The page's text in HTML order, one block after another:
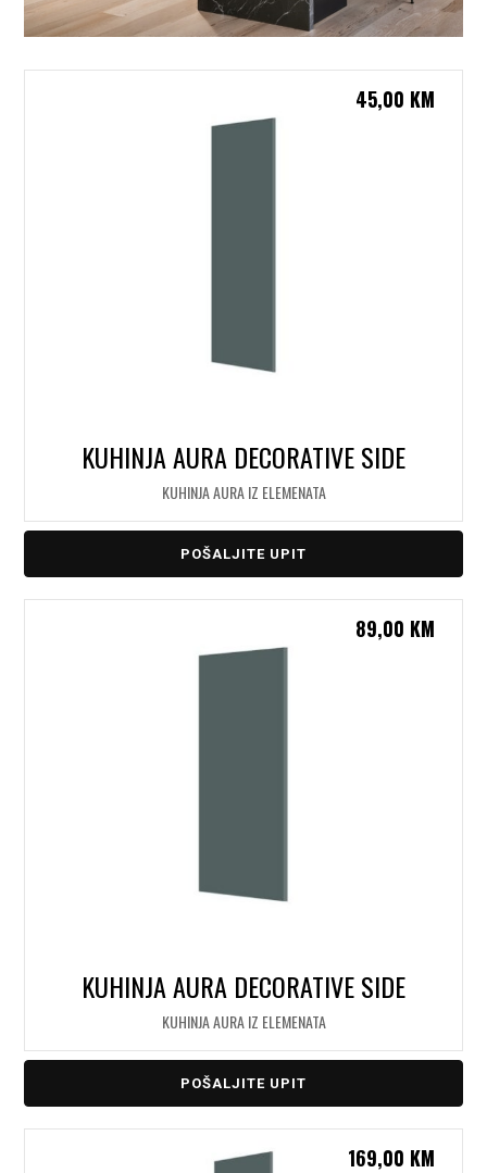
KUHINJA AURA DECORATIVE SIDE
KUHINJA AURA IZ ELEMENATA
45,00 KM
POŠALJITE UPIT
KUHINJA AURA DECORATIVE SIDE
KUHINJA AURA IZ ELEMENATA
89,00 KM
POŠALJITE UPIT
169,00 KM